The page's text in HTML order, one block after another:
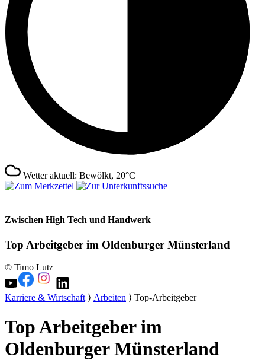
Wetter aktuell: Bewölkt, 20°C
Zwischen High Tech und Handwerk
Top Arbeitgeber im Oldenburger Münsterland
© Timo Lutz
Karriere & Wirtschaft⟩ Arbeiten ⟩ Top-Arbeitgeber
Top Arbeitgeber im
Oldenburger Münsterland